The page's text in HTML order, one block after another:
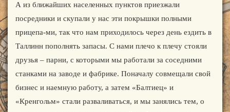
А из ближайших населенных пунктов приезжали
посредники и скупали у нас эти покрышки полными
прицепа-ми, так что нам приходилось через день ездить в
Таллинн пополнять запасы. С нами плечо к плечу стояли
друзья – парни, с которыми мы работали за соседними
станками на заводе и фабрике. Поначалу совмещали свой
бизнес и наемную работу, а затем «Балтиец» и
«Кренгольм» стали разваливаться, и мы занялись тем, о